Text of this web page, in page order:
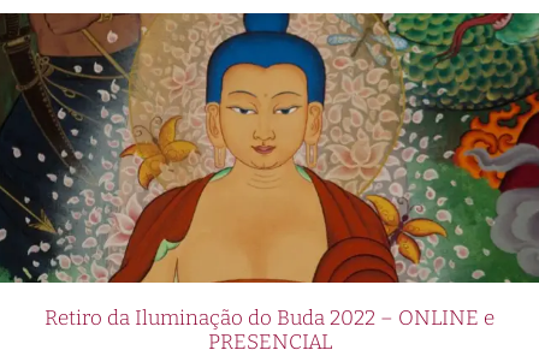
Retiro da Iluminação do Buda 2022 – ONLINE e
PRESENCIAL